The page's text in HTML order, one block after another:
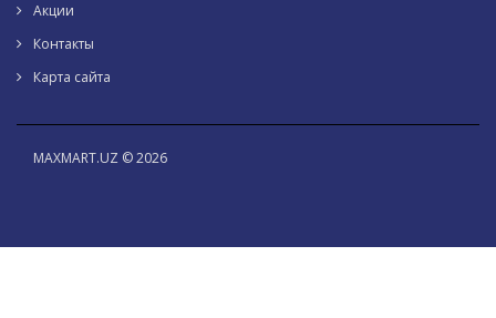
Акции
Контакты
Карта сайта
MAXMART.UZ © 2026